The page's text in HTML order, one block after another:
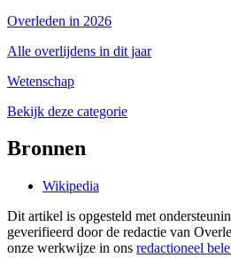
Overleden in 2026
Alle overlijdens in dit jaar
Wetenschap
Bekijk deze categorie
Bronnen
Wikipedia
Dit artikel is opgesteld met
geverifieerd door de redactie van
onze werkwijze in ons redactioneel